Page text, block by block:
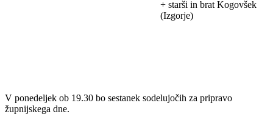
+ starši in brat Kogovšek
(Izgorje)
V ponedeljek ob 19.30 bo sestanek sodelujočih za pripravo
župnijskega dne.